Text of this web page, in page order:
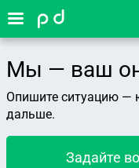
Мы — ваш
Опишите ситуацию —
дальше.
Задайте